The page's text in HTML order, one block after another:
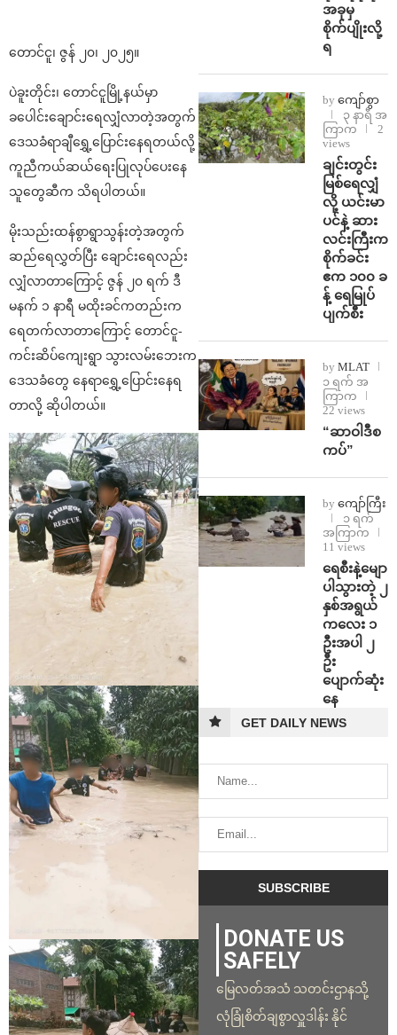
တောင်ငူ၊ ဇွန် ၂၀၊ ၂၀၂၅။
ပဲခူးတိုင်း၊ တောင်ငူမြို့နယ်မှာ
ခပေါင်းချောင်းရေလျှံလာတဲ့အတွက်
ဒေသခံရာချီ‌ရွှေ့ပြောင်းနေရတယ်လို့
ကူညီကယ်ဆယ်ရေးပြုလုပ်ပေးနေ
သူတွေဆီက သိရပါတယ်။
မိုးသည်းထန်စွာရွာသွန်းတဲ့အတွက်
ဆည်ရေလွှတ်ပြီး ချောင်းရေလည်း
လျှံလာတာကြောင့် ဇွန် ၂၀ ရက် ဒီ
မနက် ၁ နာရီ မထိုးခင်ကတည်းက
ရေတက်လာတာကြောင့် တောင်ငူ-
ကင်းဆိပ်ကျေးရွာ သွားလမ်းဘေးက
ဒေသခံတွေ နေရာရွှေ့ပြောင်းနေရ
တာလို့ ဆိုပါတယ်။
အခုမှ
စိုက်ပျိုးလို့
ရ
by ကျော်စွာ
၃ နာရီ အ
ကြာက
2
views
ချင်းတွင်း
မြစ်ရေလျှံ
လို့ ယင်းမာ
ပင်နဲ့ ဆား
လင်းကြီးက
စိုက်ခင်း
ဧက ၁၀၀ ခ
န့် ရေမြုပ်
ပျက်စီး
by MLAT
၁ ရက် အ
ကြာက
22 views
“ဆာဝါဒီစ
ကပ်”
by ကျော်ကြီး
၁ ရက်
အကြာက
11 views
ရေစီးနဲ့မျော
ပါသွားတဲ့ ၂
နှစ်အရွယ်
ကလေး ၁
ဦးအပါ ၂
ဦး
ပျောက်ဆုံး
နေ
GET DAILY NEWS
DONATE US
SAFELY
မြေလတ်အသံ သတင်းဌာနသို့
လုံခြုံစိတ်ချစွာလှူဒါန်း နိုင်